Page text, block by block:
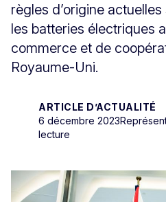
règles d’origine
les batteries électriques
commerce et de
Royaume-Uni.
ARTICLE D’ACTUALITÉ
6 décembre 2023
lecture